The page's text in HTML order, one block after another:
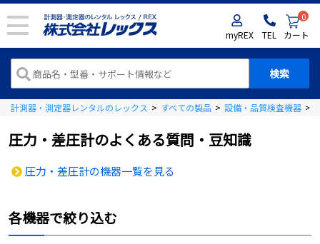
myREX TEL
0
カート
計測器・測定器レンタルのレックス > すべての製品 > 設備・品質検査機器 >
圧力・差圧計のよくある質問・豆知識
圧力・差圧計の機器一覧を見る
各機器で絞り込む